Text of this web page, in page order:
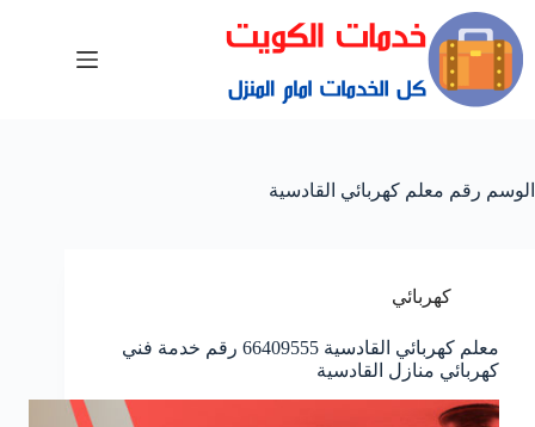
الوسم رقم معلم كهربائي القادسية
كهربائي
معلم كهربائي القادسية 66409555 رقم خدمة فني
كهربائي منازل القادسية